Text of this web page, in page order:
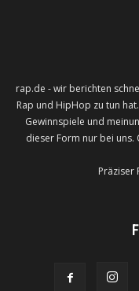
rap.de - wir berichten
Rap und HipHop zu tun
Gewinnspiele und
dieser Form nur bei uns.
Präziser